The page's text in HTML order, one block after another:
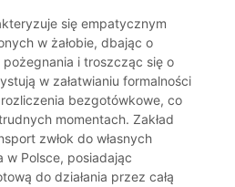
się empatycznym
w żałobie, dbając o
i troszcząc się o
w załatwianiu formalności
bezgotówkowe, co
momentach. Zakład
zwłok do własnych
w Polsce, posiadając
do działania przez całą